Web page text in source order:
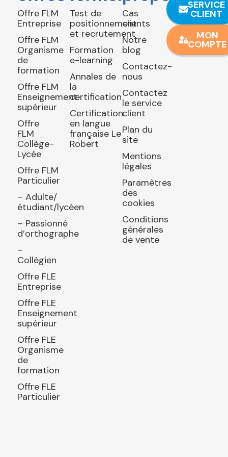
Offre FLM
Entreprise
Offre FLM
Organisme
de
formation
Offre FLM
Enseignement
supérieur
Offre
FLM
Collège-
Lycée
Offre FLM
Particulier
– Adulte/
étudiant/lycéen
– Passionné
d’orthographe
–
Collégien
Offre FLE
Entreprise
Offre FLE
Enseignement
supérieur
Offre FLE
Organisme
de
formation
Offre FLE
Particulier
Test de
positionnement
et recrutement
Formation
e-learning
Annales de
la
certification
Certification
en langue
française Le
Robert
Cas
clients
Notre
blog
Contactez-
nous
Contactez
le service
client
Plan du
site
Mentions
légales
Paramètres
des
cookies
Conditions
générales
de vente
SERVICE
CLIENT
MON
COMPTE